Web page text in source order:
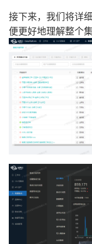
接下来，我们将详
便更好地理解整个